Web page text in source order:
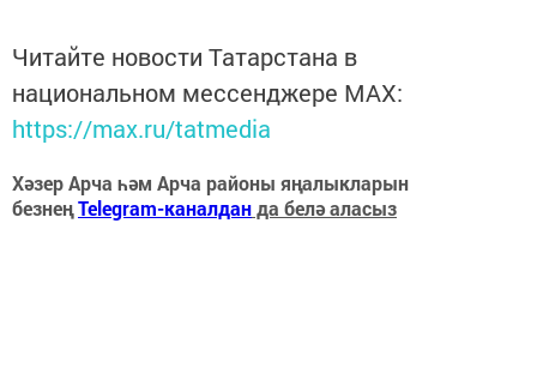
Читайте новости Татарстана в
национальном мессенджере MАХ:
https://max.ru/tatmedia
Хәзер Арча һәм Арча районы яңалыкларын
безнеңTelegram-каналданда белә аласыз